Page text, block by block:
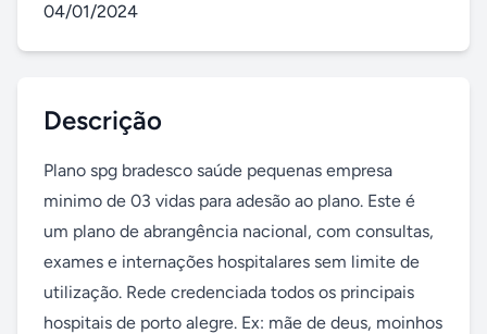
04/01/2024
Descrição
Plano spg bradesco saúde pequenas empresa
minimo de 03 vidas para adesão ao plano. Este é
um plano de abrangência nacional, com consultas,
exames e internações hospitalares sem limite de
utilização. Rede credenciada todos os principais
hospitais de porto alegre. Ex: mãe de deus, moinhos